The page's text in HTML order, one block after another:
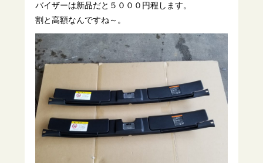
バイザーは新品だと５０００円程します。
割と高額なんですね～。